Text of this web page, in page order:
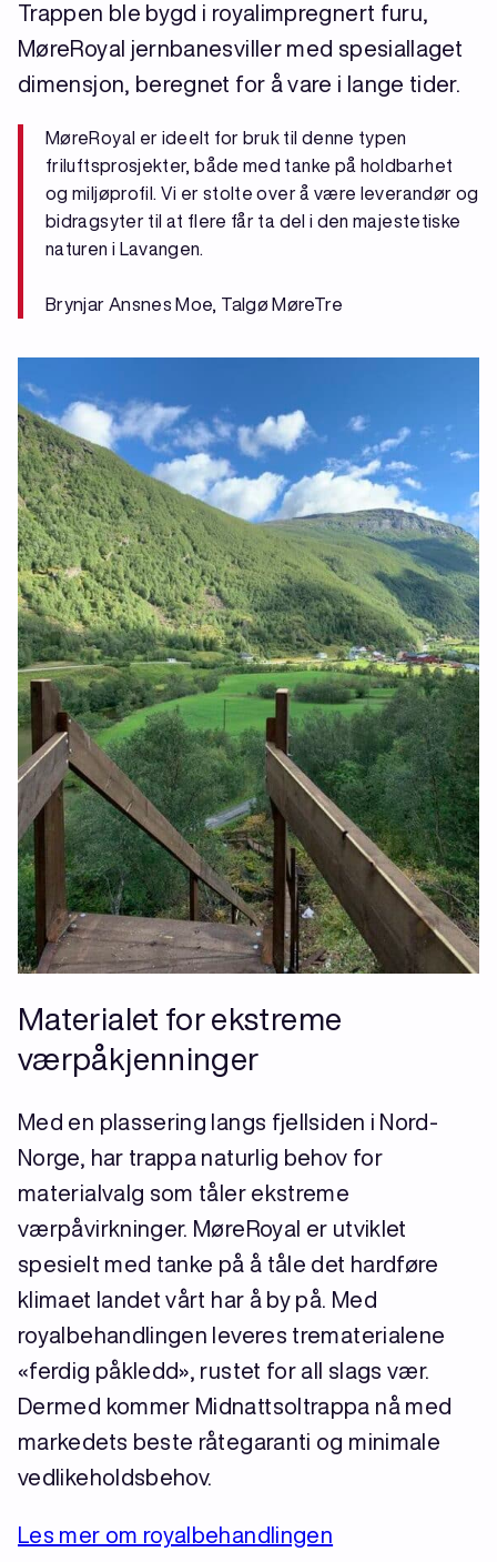
Trappen ble bygd i royalimpregnert furu,
MøreRoyal jernbanesviller med spesiallaget
dimensjon, beregnet for å vare i lange tider.
MøreRoyal er ideelt for bruk til denne typen
friluftsprosjekter, både med tanke på holdbarhet
og miljøprofil. Vi er stolte over å være leverandør og
bidragsyter til at flere får ta del i den majestetiske
naturen i Lavangen.
Brynjar Ansnes Moe, Talgø MøreTre
Materialet for ekstreme
værpåkjenninger
Med en plassering langs fjellsiden i Nord-
Norge, har trappa naturlig behov for
materialvalg som tåler ekstreme
værpåvirkninger. MøreRoyal er utviklet
spesielt med tanke på å tåle det hardføre
klimaet landet vårt har å by på. Med
royalbehandlingen leveres trematerialene
«ferdig påkledd», rustet for all slags vær.
Dermed kommer Midnattsoltrappa nå med
markedets beste råtegaranti og minimale
vedlikeholdsbehov.
Les mer om royalbehandlingen